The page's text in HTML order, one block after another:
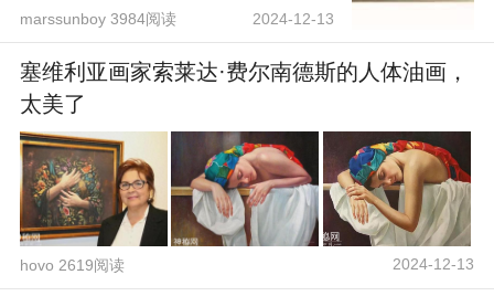
marssunboy 3984阅读 2024-12-13
塞维利亚画家索莱达·费尔南德斯的人体油画，
太美了
hovo 2619阅读 2024-12-13